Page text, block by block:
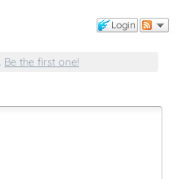
Login
Be the first one!